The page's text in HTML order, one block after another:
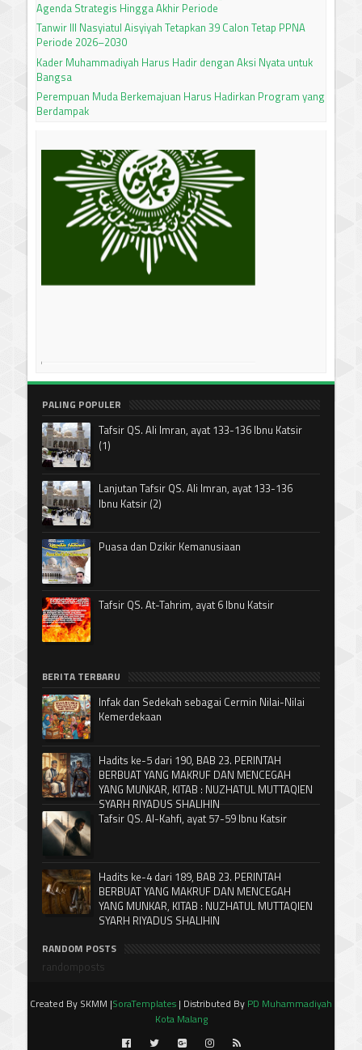
Agenda Strategis Hingga Akhir Periode
Tanwir III Nasyiatul Aisyiyah Tetapkan 39 Calon Tetap PPNA
Periode 2026–2030
Kader Muhammadiyah Harus Hadir dengan Aksi Nyata untuk
Bangsa
Perempuan Muda Berkemajuan Harus Hadirkan Program yang
Berdampak
PALING POPULER
Tafsir QS. Ali Imran, ayat 133-136 Ibnu Katsir
(1)
Lanjutan Tafsir QS. Ali Imran, ayat 133-136
Ibnu Katsir (2)
Puasa dan Dzikir Kemanusiaan
Tafsir QS. At-Tahrim, ayat 6 Ibnu Katsir
BERITA TERBARU
Infak dan Sedekah sebagai Cermin Nilai-Nilai
Kemerdekaan
Hadits ke-5 dari 190, BAB 23. PERINTAH
BERBUAT YANG MAKRUF DAN MENCEGAH
YANG MUNKAR, KITAB : NUZHATUL MUTTAQIEN
SYARH RIYADUS SHALIHIN
Tafsir QS. Al-Kahfi, ayat 57-59 Ibnu Katsir
Hadits ke-4 dari 189, BAB 23. PERINTAH
BERBUAT YANG MAKRUF DAN MENCEGAH
YANG MUNKAR, KITAB : NUZHATUL MUTTAQIEN
SYARH RIYADUS SHALIHIN
RANDOM POSTS
randomposts
Created By SKMM |SoraTemplates | Distributed By PD Muhammadiyah
Kota Malang